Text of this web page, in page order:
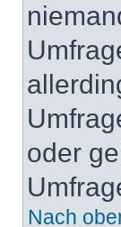
oder
Nach